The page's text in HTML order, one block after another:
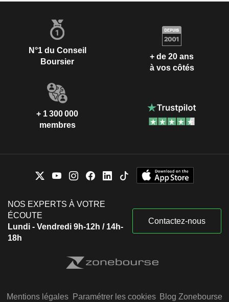
N°1 du Conseil
Boursier
+ de 20 ans
à vos côtés
+ 1 300 000
membres
NOS EXPERTS À VOTRE
ÉCOUTE
Lundi - Vendredi 9h-12h / 14h-
18h
Contactez-nous
Mentions légales Paramétrer les cookies Blog Zonebourse